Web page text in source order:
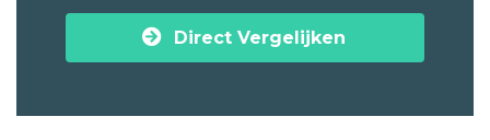
Direct Vergelijken